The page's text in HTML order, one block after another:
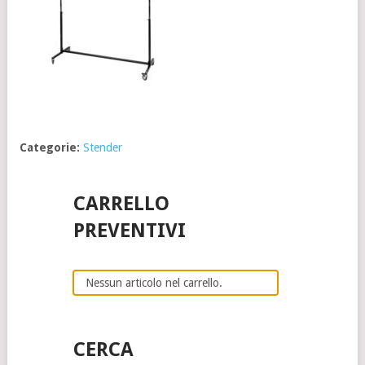
Categorie: Stender
CARRELLO
PREVENTIVI
Nessun articolo nel carrello.
CERCA